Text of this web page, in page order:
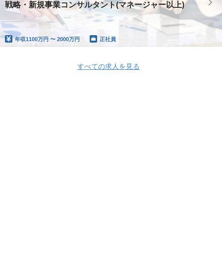
戦略・新規事業コンサルタント(マネージャー以上)
年収1100万円 〜 2000万円 正社員
すべての求人を見る